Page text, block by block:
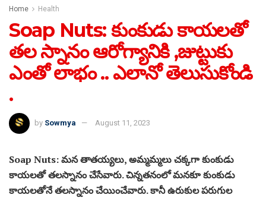
Home Health
Soap Nuts: కుంకుడు కాయలతో
తల స్నానం ఆరోగ్యానికి ,జుట్టుకు
ఎంతో లాభం .. ఎలానో తెలుసుకోండి
.
by Sowmya August 11, 2023
Soap Nuts: మన తాతయ్యలు, అమ్మమ్మలు చక్కగా కుంకుడు
కాయలతో తలస్నానం చేసేవారు. చిన్నతనంలో మనకూ కుంకుడు
కాయలతోనే తలస్నానం చేయించేవారు. కానీ ఉరుకుల పరుగుల